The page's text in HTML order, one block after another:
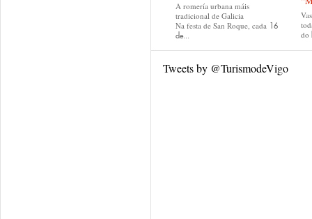
A romería urbana máis
tradicional de Galicia
Na festa de San Roque, cada 16
de...
do
Tweets by @TurismodeVigo